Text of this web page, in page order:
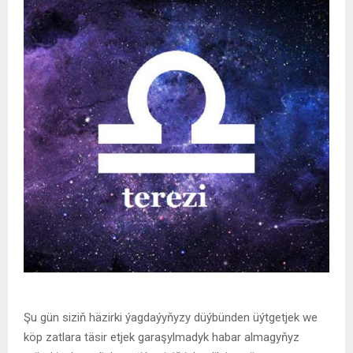
Şu gün siziň häzirki ýagdaýyňyzy düýbünden üýtgetjek we
köp zatlara täsir etjek garaşylmadyk habar almagyňyz